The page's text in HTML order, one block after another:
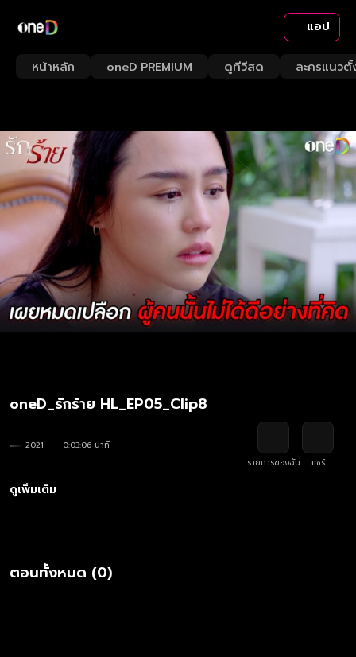
แอป
หน้าหลัก oneD PREMIUM ดูทีวีสด ละครแนวตั้
oneD_รักร้าย HL_EP05_Clip8
2021
0:03:06 นาที
รายการของฉัน
แชร์
ดูเพิ่มเติม
ตอนทั้งหมด (0)